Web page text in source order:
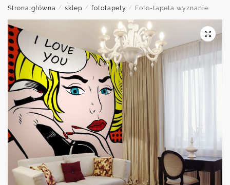
Strona główna / sklep / fototapety / Foto-tapeta wyznanie